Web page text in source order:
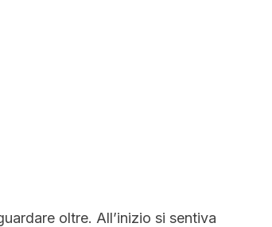
oltre. All’inizio si sentiva